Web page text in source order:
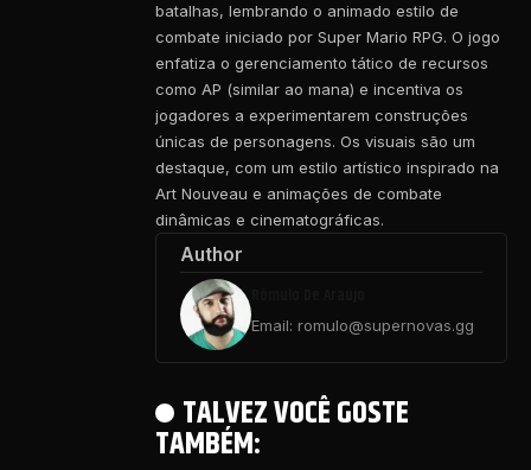
batalhas, lembrando o animado estilo de
combate iniciado por Super Mario RPG. O jogo
enfatiza o gerenciamento tático de recursos
como AP (similar ao mana) e incentiva os
jogadores a experimentarem construções
únicas de personagens. Os visuais são um
destaque, com um estilo artístico inspirado na
Art Nouveau e animações de combate
dinâmicas e cinematográficas.
Author
Email: romulo@supernovas.gg
TALVEZ VOCÊ GOSTE
TAMBÉM: